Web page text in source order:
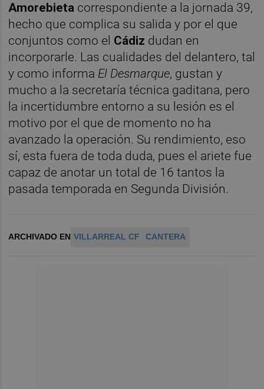
Amorebieta correspondiente a la jornada 39,
hecho que complica su salida y por el que
conjuntos como el Cádiz dudan en
incorporarle. Las cualidades del delantero, tal
y como informa El Desmarque, gustan y
mucho a la secretaría técnica gaditana, pero
la incertidumbre entorno a su lesión es el
motivo por el que de momento no ha
avanzado la operación. Su rendimiento, eso
sí, esta fuera de toda duda, pues el ariete fue
capaz de anotar un total de 16 tantos la
pasada temporada en Segunda División.
ARCHIVADO EN VILLARREAL CF CANTERA